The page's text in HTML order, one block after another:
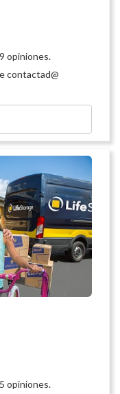
opiniones.
contactad@
opiniones.